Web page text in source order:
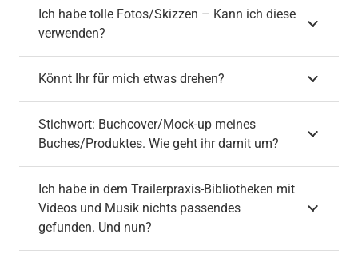
Ich habe tolle Fotos/Skizzen – Kann ich diese
verwenden?
Könnt Ihr für mich etwas drehen?
Stichwort: Buchcover/Mock-up meines
Buches/Produktes. Wie geht ihr damit um?
Ich habe in dem Trailerpraxis-Bibliotheken mit
Videos und Musik nichts passendes
gefunden. Und nun?